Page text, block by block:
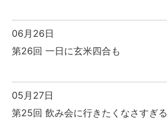
06月26日
第26回 一日に玄米四合も
05月27日
第25回 飲み会に行きたくなさすぎる